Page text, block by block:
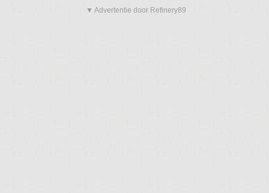
▼ Advertentie door Refinery89